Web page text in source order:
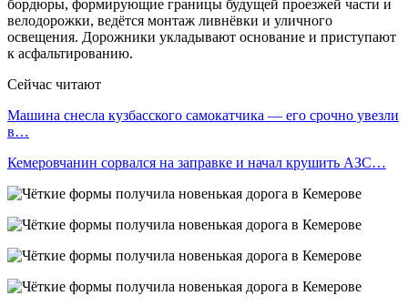
бордюры, формирующие границы будущей проезжей части и
велодорожки, ведётся монтаж ливнёвки и уличного
освещения. Дорожники укладывают основание и приступают
к асфальтированию.
Сейчас читают
Машина снесла кузбасского самокатчика — его срочно увезли
в…
Кемеровчанин сорвался на заправке и начал крушить АЗС…